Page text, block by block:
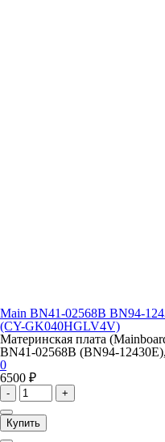
Main BN41-02568B BN94-
(CY-GK040HGLV4V)
Материнская плата
BN41-02568B (BN94-
0
6500 ₽
- +
Купить